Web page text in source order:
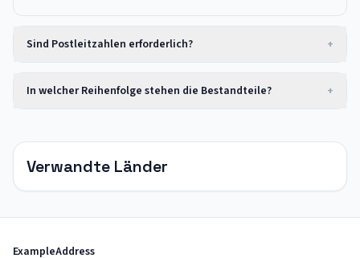
Sind Postleitzahlen erforderlich? +
In welcher Reihenfolge stehen die Bestandteile? +
Verwandte Länder
ExampleAddress